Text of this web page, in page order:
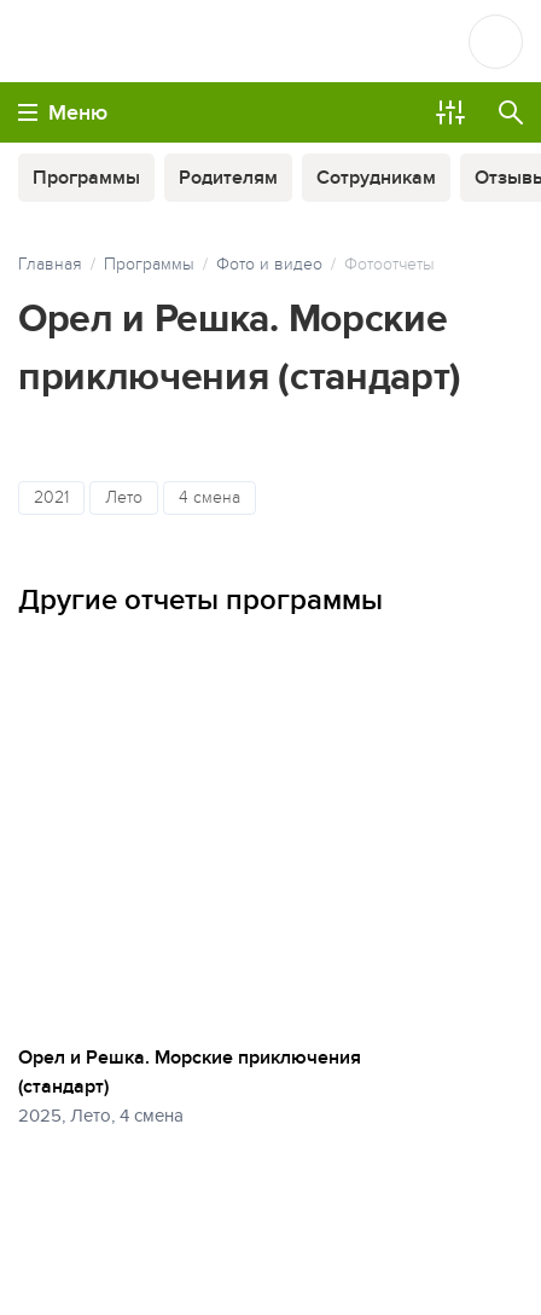
Меню
Программы Родителям Сотрудникам
Главная Программы Фото и видео Фотоотчеты
Орел и Решка. Морские
приключения (стандарт)
2021 Лето 4 смена
Другие отчеты программы
Орел и Решка. Морские приключения
(стандарт)
2025, Лето, 4 смена